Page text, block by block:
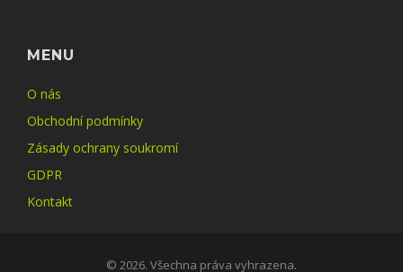
MENU
O nás
Obchodní podmínky
Zásady ochrany soukromí
GDPR
Kontakt
© 2026. Všechna práva vyhrazena.